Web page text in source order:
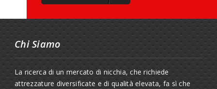
Chi Siamo
La ricerca di un mercato di nicchia, che richiede
attrezzature diversificate e di qualità elevata, fa sì che